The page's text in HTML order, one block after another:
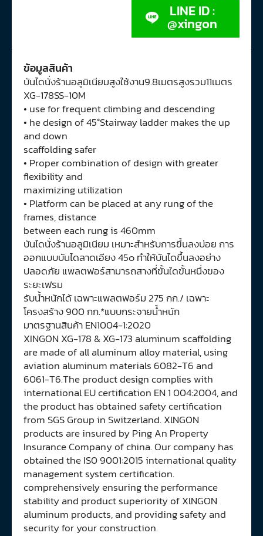
LINE ID :
@xingon
ข้อมูลสินค้า
บันไดนั่งร้านอลูมิเนียมสูงใช้งาน9.8เมตรสูงรวม11เมตร
XG-178SS-10M
• use for frequent climbing and descending
• he design of 45°Stairway ladder makes the up
and down
scaffolding safer
• Proper combination of design with greater
flexibility and
maximizing utilization
• Platform can be placed at any rung of the
frames, distance
between each rung is 460mm
บันไดนั่งร้านอลูมิเนียม เหมาะสำหรับการขึ้นลงบ่อย การ
ออกแบบบันไดลาดเอียง 45๐ ทำให้บันไดขึ้นลงอย่าง
ปลอดภัย แพลตฟอร์สามารถสางที่ขั้นใดขั้นหนึ่งของ
ระยะเฟรม
รับน้ำหนักได้ เฉพาะแพลตฟอร์ม 275 กก./ เฉพาะ
โครงสร้าง 900 กก.*แบบกระจายน้ำหนัก
มาตรฐานสินค้า EN1004-1:2020
XINGON XG-178 & XG-173 aluminum scaffolding
are made of all aluminum alloy material, using
aviation aluminum materials 6082-T6 and
6061-T6.The product design complies with
international EU certification EN 1 004:2004, and
the product has obtained safety certification
from SGS Group in Switzerland. XlNGON
products are insured by Ping An Property
Insurance Company of china. Our company has
obtained the IS0 9001:2015 international quality
management system certification.
comprehensively ensuring the performance
stability and product superiority of XlNGON
aluminum products, and providing safety and
security for your construction.